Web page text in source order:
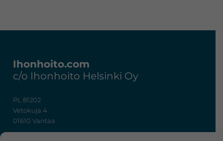
Ihonhoito.com
c/o Ihonhoito Helsinki Oy
PL 81202
Vetokuja 4
01610 Vantaa